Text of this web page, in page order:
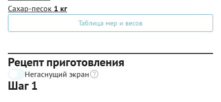
Сахар-песок 1 кг
Таблица мер и весов
Рецепт приготовления
Негаснущий экран
Шаг 1